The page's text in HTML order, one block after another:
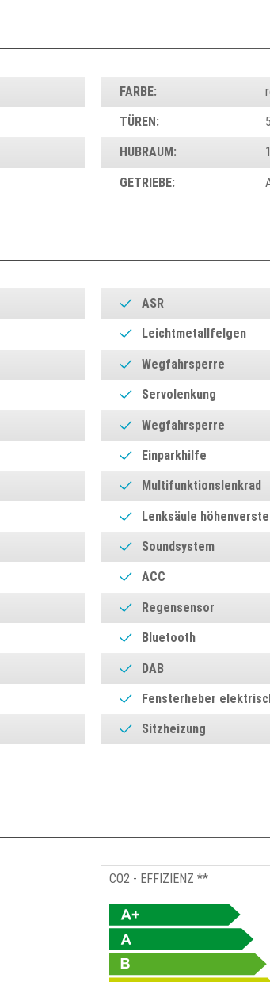
FARBE:
TÜREN:
HUBRAUM:
GETRIEBE:
ASR
Leichtmetallfelgen
Wegfahrsperre
Servolenkung
Wegfahrsperre
Einparkhilfe
Multifunktionslenkrad
Lenksäule
Soundsystem
ACC
Regensensor
Bluetooth
DAB
Fensterheber
Sitzheizung
CO2 - EFFIZIENZ **